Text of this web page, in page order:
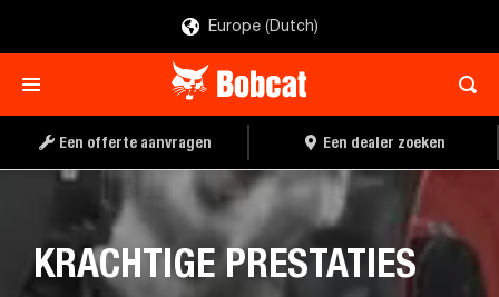
Europe (Dutch)
Een offerte aanvragen Een dealer zoeken
KRACHTIGE PRESTATIES